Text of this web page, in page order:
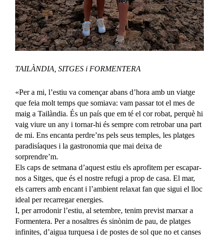
TAILÀNDIA, SITGES i FORMENTERA
«Per a mi, l’estiu va començar abans d’hora amb un viatge
que feia molt temps que somiava: vam passar tot el mes de
maig a Tailàndia. És un país que em té el cor robat, perquè hi
vaig viure un any i tornar-hi és sempre com retrobar una part
de mi. Ens encanta perdre’ns pels seus temples, les platges
paradisíaques i la gastronomia que mai deixa de
sorprendre’m.
Els caps de setmana d’aquest estiu els aprofitem per escapar-
nos a Sitges, que és el nostre refugi a prop de casa. El mar,
els carrers amb encant i l’ambient relaxat fan que sigui el lloc
ideal per recarregar energies.
I, per arrodonir l’estiu, al setembre, tenim previst marxar a
Formentera. Per a nosaltres és sinònim de pau, de platges
infinites, d’aigua turquesa i de postes de sol que no et canses